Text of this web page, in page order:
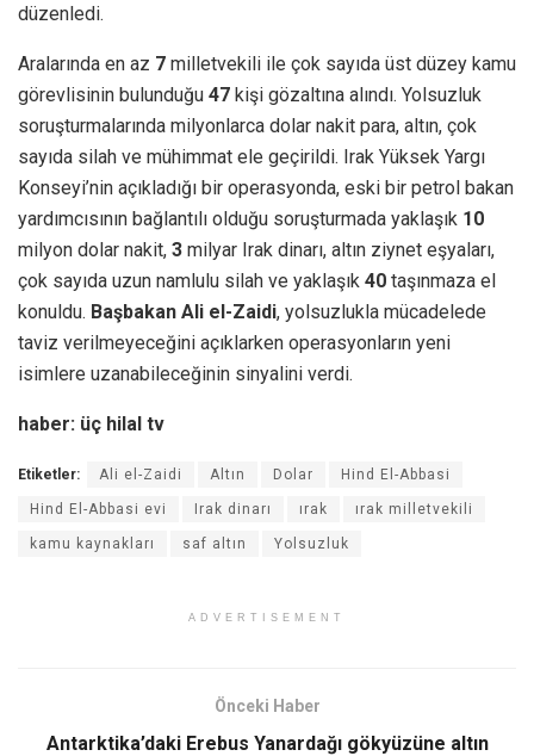
düzenledi.
Aralarında en az 7 milletvekili ile çok sayıda üst düzey kamu
görevlisinin bulunduğu 47 kişi gözaltına alındı. Yolsuzluk
soruşturmalarında milyonlarca dolar nakit para, altın, çok
sayıda silah ve mühimmat ele geçirildi. Irak Yüksek Yargı
Konseyi’nin açıkladığı bir operasyonda, eski bir petrol bakan
yardımcısının bağlantılı olduğu soruşturmada yaklaşık 10
milyon dolar nakit, 3 milyar Irak dinarı, altın ziynet eşyaları,
çok sayıda uzun namlulu silah ve yaklaşık 40 taşınmaza el
konuldu. Başbakan Ali el-Zaidi, yolsuzlukla mücadelede
taviz verilmeyeceğini açıklarken operasyonların yeni
isimlere uzanabileceğinin sinyalini verdi.
haber: üç hilal tv
Etiketler: Ali el-Zaidi Altın Dolar Hind El-Abbasi
Hind El-Abbasi evi Irak dinarı ırak ırak milletvekili
kamu kaynakları saf altın Yolsuzluk
ADVERTISEMENT
Önceki Haber
Antarktika’daki Erebus Yanardağı gökyüzüne altın